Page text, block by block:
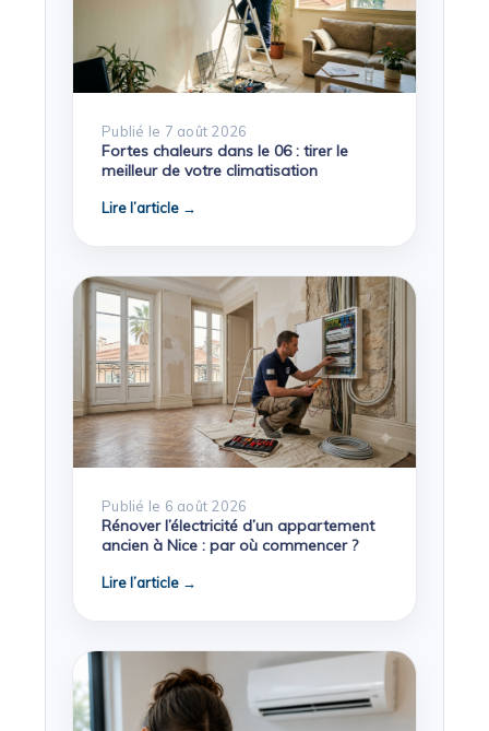
Publié le 7 août 2026
Fortes chaleurs dans le 06 : tirer le
meilleur de votre climatisation
Lire l’article →
Publié le 6 août 2026
Rénover l’électricité d’un appartement
ancien à Nice : par où commencer ?
Lire l’article →